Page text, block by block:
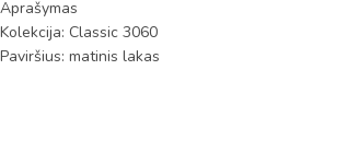
Aprašymas
Kolekcija: Classic 3060
Paviršius: matinis lakas